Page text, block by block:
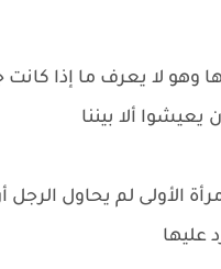
لا يعرف ما إذا كانت
يعيشوا ألا بيننا
الأولى لم يحاول الرجل
عليها